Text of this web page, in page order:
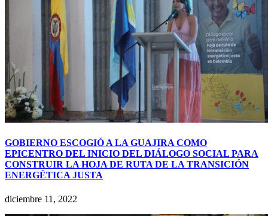
GOBIERNO ESCOGIÓ A LA GUAJIRA COMO
EPICENTRO DEL INICIO DEL DIÁLOGO SOCIAL PARA
CONSTRUIR LA HOJA DE RUTA DE LA TRANSICIÓN
ENERGÉTICA JUSTA
diciembre 11, 2022